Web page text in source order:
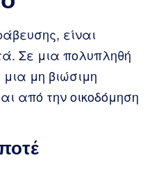
είναι
Σε μια πολυπληθή
μη βιώσιμη
από την οικοδόμηση